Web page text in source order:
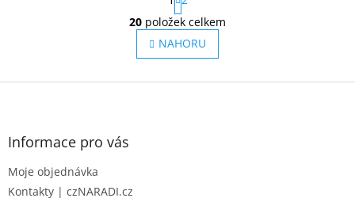
O
v
l
á
a
t
r
á
n
k
v
20 položek celkem
NAHORU
Z
Informace pro vás
Moje objednávka
Kontakty | czNARADI.cz